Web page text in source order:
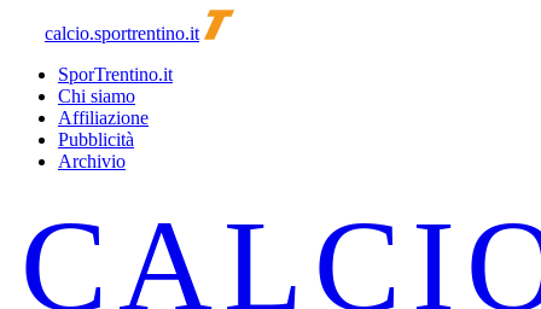
calcio.sportrentino.it
SporTrentino.it
Chi siamo
Affiliazione
Pubblicità
Archivio